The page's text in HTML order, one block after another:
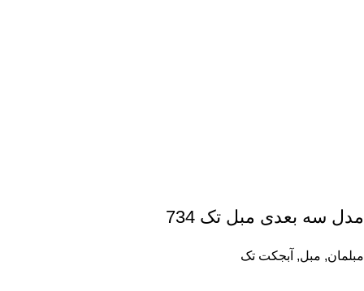
مدل سه بعدی مبل تک 734
مبلمان, مبل, آبجکت تک